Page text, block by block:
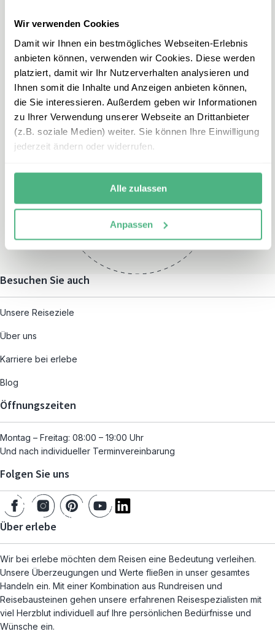
Wir verwenden Cookies
Damit wir Ihnen ein bestmögliches Webseiten-Erlebnis
anbieten können, verwenden wir Cookies. Diese werden
platziert, damit wir Ihr Nutzerverhalten analysieren und
Ihnen somit die Inhalte und Anzeigen anbieten können,
die Sie interessieren. Außerdem geben wir Informationen
zu Ihrer Verwendung unserer Webseite an Drittanbieter
(z.B. soziale Medien) weiter. Sie können Ihre Einwilligung
jederzeit ändern oder widerrufen.
Alle zulassen
Anpassen
E-Mail
skandinavien-familienreisen
@erlebe.de
Montag – Freitag:
und nach individueller
Terminvereinbarung
Besuchen Sie auch
Unsere Reiseziele
Über uns
Karriere bei erlebe
Blog
Öffnungszeiten
Montag – Freitag: 08:00 – 19:00 Uhr
Und nach individueller Terminvereinbarung
Folgen Sie uns
Über erlebe
Wir bei erlebe möchten dem Reisen eine Bedeutung verleihen.
Unsere Überzeugungen und Werte fließen in unser gesamtes
Handeln ein. Mit einer Kombination aus Rundreisen und
Reisebausteinen gehen unsere erfahrenen Reisespezialisten mit
viel Herzblut individuell auf Ihre persönlichen Bedürfnisse und
Wünsche ein.